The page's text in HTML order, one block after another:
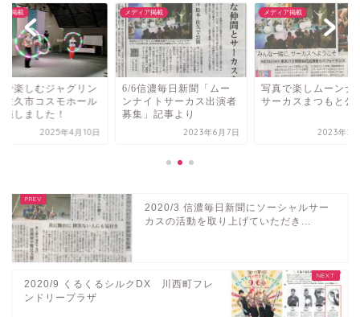
ア掲載
で楽しむジャグリン
佐久市コスモホール
施しました！
2025年4月10日
メディア掲載
6/6信濃毎日新聞「ムー
ンナイトサーカス出演者
募集」記事より
2023年6月7日
メディア掲載
写真で楽しムーンナ
サーカスまつもと公
2023年2
2020/3 信濃毎日新聞にソーシャルサー
カスの活動を取り上げていただき...
2020/9 くるくるシルクDX 川西町フレ
ンドリープラザ